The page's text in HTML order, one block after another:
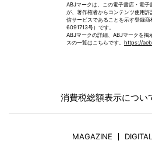
ABJマークは、この電子書店・電子
が、著作権者からコンテンツ使用許
信サービスであることを示す登録
6091713号）です。
ABJマークの詳細、ABJマークを掲
スの一覧はこちらです。 https://
消費税総額表示につい
MAGAZINE DIGITAL